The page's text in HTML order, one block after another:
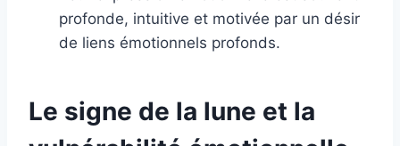
profonde, intuitive et motivée par un désir
de liens émotionnels profonds.
Le signe de la lune et la